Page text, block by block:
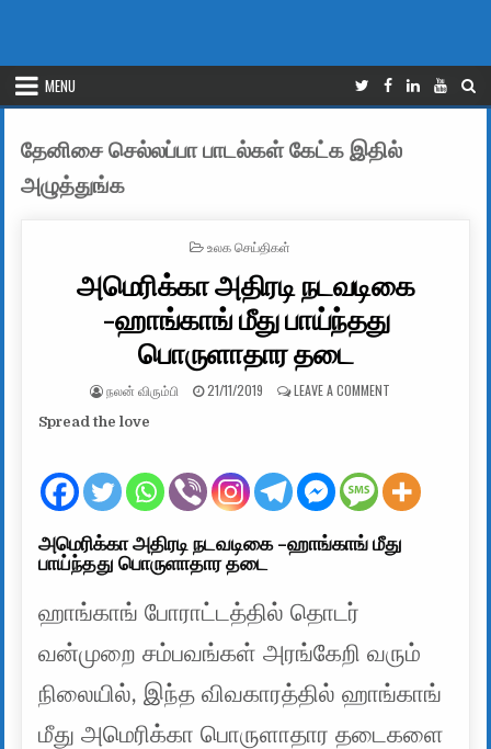
MENU
தேனிசை செல்லப்பா பாடல்கள் கேட்க இதில்
அழுத்துங்க
POSTED IN
உலக செய்திகள்
அமெரிக்கா அதிரடி நடவடிகை
-ஹாங்காங் மீது பாய்ந்தது
பொருளாதார தடை
AUTHOR:
நலன் விரும்பி PUBLISHED DATE:
21/11/2019 LEAVE A COMMENT
Spread the love
அமெரிக்கா அதிரடி நடவடிகை -ஹாங்காங் மீது
பாய்ந்தது பொருளாதார தடை
ஹாங்காங் போராட்டத்தில் தொடர்
வன்முறை சம்பவங்கள் அரங்கேறி வரும்
நிலையில், இந்த விவகாரத்தில் ஹாங்காங்
மீது அமெரிக்கா பொருளாதார தடைகளை